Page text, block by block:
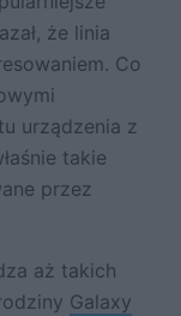
że linia
Co
urządzenia z
takie
przez
aż takich
Galaxy